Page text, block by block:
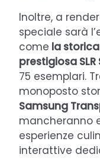
Inoltre, a
speciale sarà
come la storica
prestigiosa SLR
75 esemplari.
monoposto
Samsung
mancheranno
esperienze
interattive